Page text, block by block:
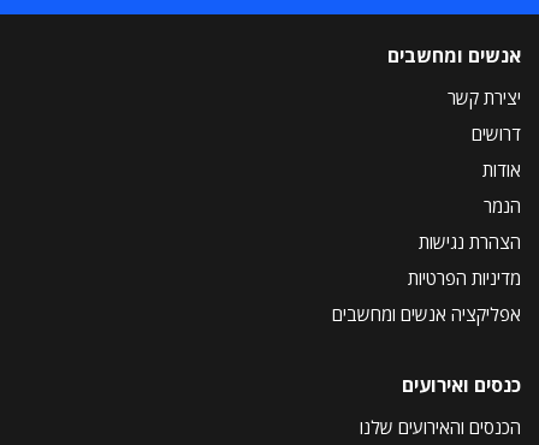
אנשים ומחשבים
יצירת קשר
דרושים
אודות
הנמר
הצהרת נגישות
מדיניות הפרטיות
אפליקציה אנשים ומחשבים
כנסים ואירועים
הכנסים והאירועים שלנו